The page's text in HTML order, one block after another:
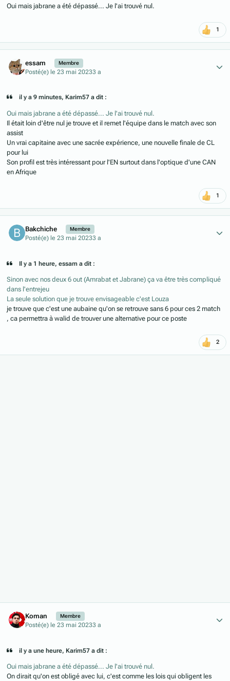
Oui mais jabrane a été dépassé... Je l'ai trouvé nul.
1
essam Membre
Posté(e) le 23 mai 20233 a
il y a 9 minutes, Karim57 a dit :
Oui mais jabrane a été dépassé... Je l'ai trouvé nul.
Il était loin d'être nul je trouve et il remet l'équipe dans le match avec son
assist
Un vrai capitaine avec une sacrée expérience, une nouvelle finale de CL
pour lui
Son profil est très intéressant pour l'EN surtout dans l'optique d'une CAN
en Afrique
1
Bakchiche Membre
Posté(e) le 23 mai 20233 a
Il y a 1 heure, essam a dit :
Sinon avec nos deux 6 out (Amrabat et Jabrane) ça va être très compliqué
dans l'entrejeu
La seule solution que je trouve envisageable c'est Louza
je trouve que c'est une aubaine qu'on se retrouve sans 6 pour ces 2 match
, ca permettra à walid de trouver une alternative pour ce poste
2
Koman Membre
Posté(e) le 23 mai 20233 a
il y a une heure, Karim57 a dit :
Oui mais jabrane a été dépassé... Je l'ai trouvé nul.
On dirait qu'on est obligé avec lui, c'est comme les lois qui obligent les